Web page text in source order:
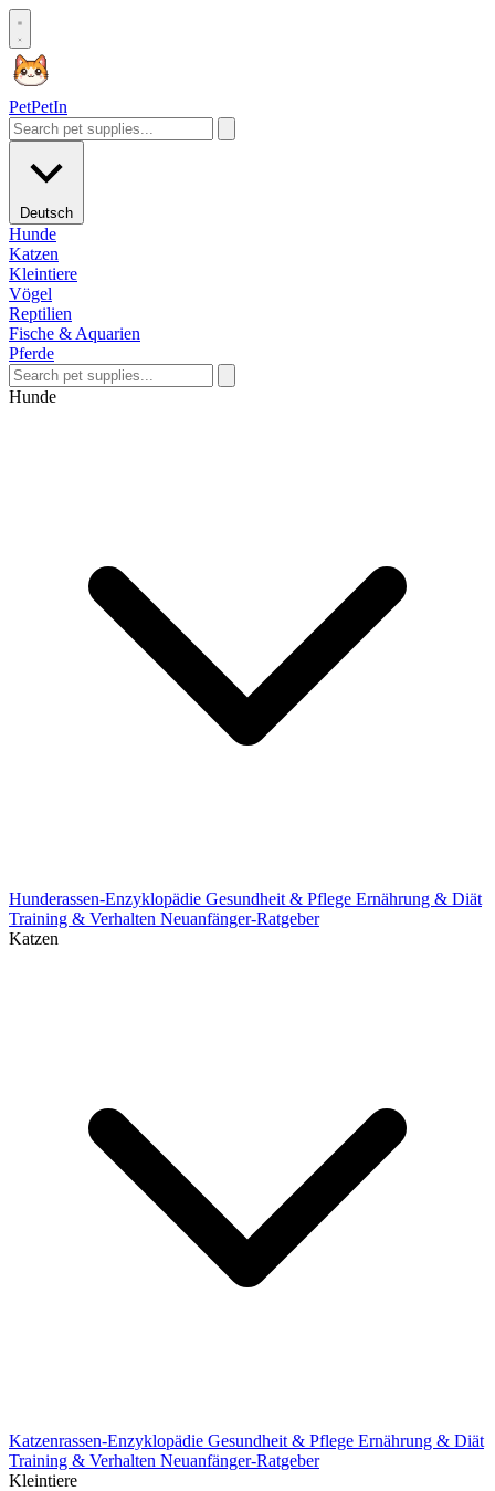
PetPetIn
Deutsch
Hunde
Katzen
Kleintiere
Vögel
Reptilien
Fische & Aquarien
Pferde
Hunde
Hunderassen-Enzyklopädie Gesundheit & Pflege Ernährung & Diät
Training & Verhalten Neuanfänger-Ratgeber
Katzen
Katzenrassen-Enzyklopädie Gesundheit & Pflege Ernährung & Diät
Training & Verhalten Neuanfänger-Ratgeber
Kleintiere